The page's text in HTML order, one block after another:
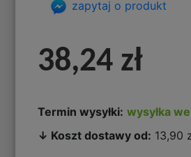
zapytaj o produkt
38,24 zł
Termin wysyłki: wysyłka
↓ Koszt dostawy od: 13,90